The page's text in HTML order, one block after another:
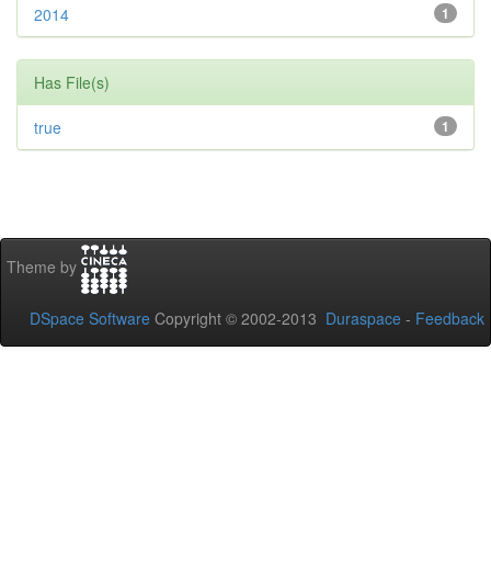
1
2014
Has File(s)
1
true
Theme by
DSpace Software Copyright © 2002-2013 Duraspace - Feedback